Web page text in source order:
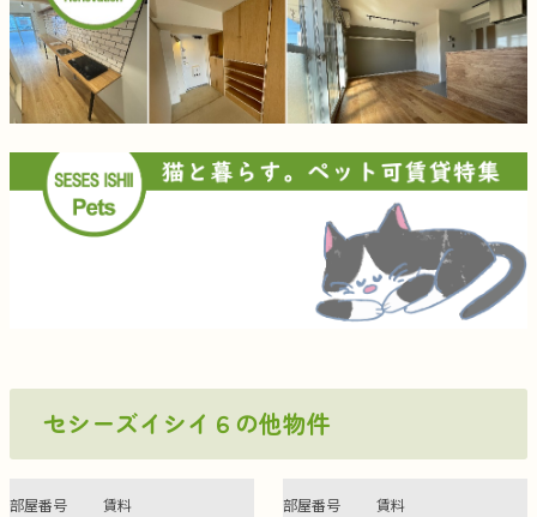
セシーズイシイ６の他物件
部屋番号 賃料 部屋番号 賃料